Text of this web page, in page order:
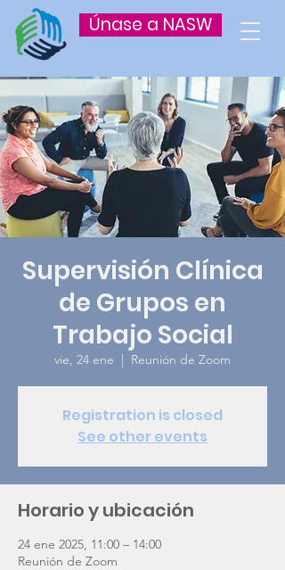
Únase a NASW
Supervisión Clínica
de Grupos en
Trabajo Social
vie, 24 ene
  |
Reunión de Zoom
Registration is closed
See other events
Horario y ubicación
24 ene 2025, 11:00 – 14:00
Reunión de Zoom